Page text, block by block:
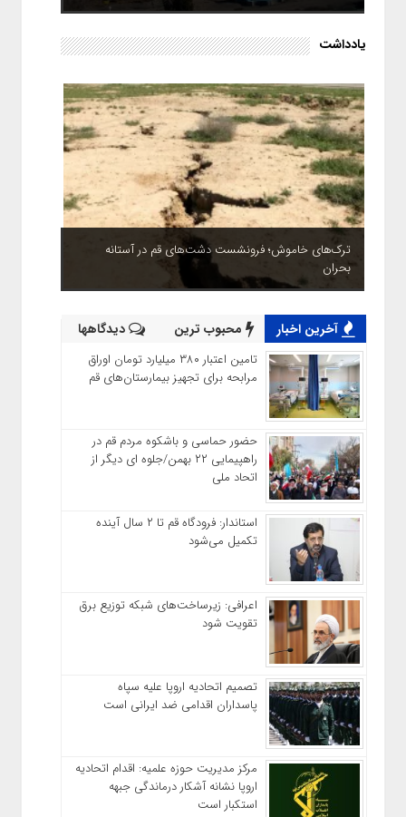
یادداشت
ترک‌های خاموش؛ فرونشست دشت‌های قم در آستانه
بحران
آخرین اخبار محبوب ترین دیدگاهها
تامین اعتبار ۳۸۰ میلیارد تومان اوراق
مرابحه برای تجهیز بیمارستان‌های قم
حضور حماسی و باشکوه مردم قم در
راهپیمایی ۲۲ بهمن/جلوه ای دیگر از
اتحاد ملی
استاندار: فرودگاه قم تا ۲ سال آینده
تکمیل می‌شود
اعرافی: زیرساخت‌های شبکه توزیع برق
تقویت شود
تصمیم اتحادیه اروپا علیه سپاه
پاسداران اقدامی ضد ایرانی است
مرکز مدیریت حوزه علمیه: اقدام اتحادیه
اروپا نشانه آشکار درماندگی جبهه
استکبار است